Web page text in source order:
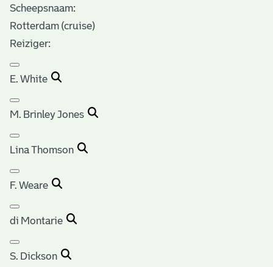
Scheepsnaam:
Rotterdam (cruise)
Reiziger:
E. White
M. Brinley Jones
Lina Thomson
F. Weare
di Montarie
S. Dickson